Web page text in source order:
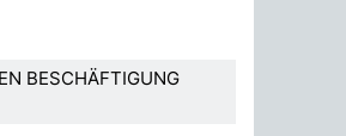
BESCHÄFTIGUNG